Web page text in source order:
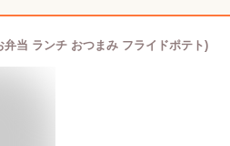
当 ランチ おつまみ フライドポテト)